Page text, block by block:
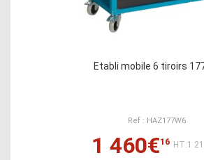
Etabli mobile 6 tiroirs
Ref : HAZ177W6
1 460€16 HT:1